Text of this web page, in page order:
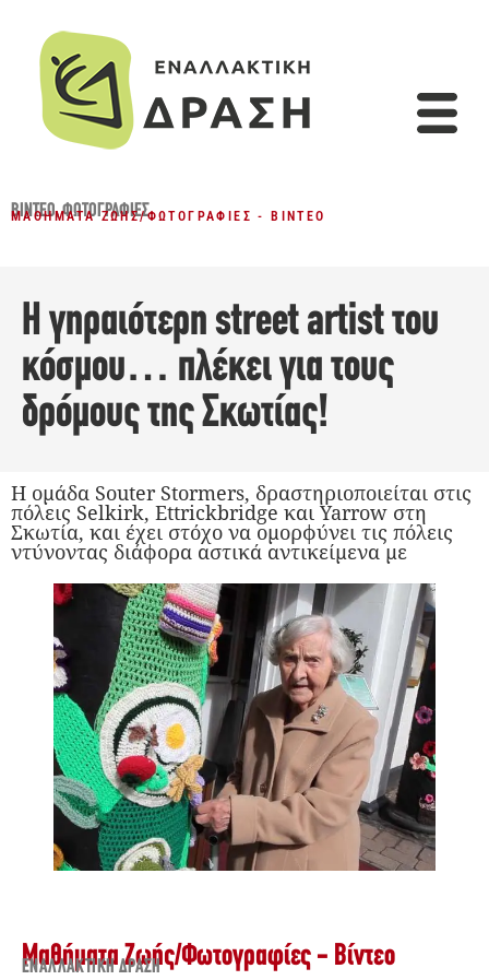
ΒΊΝΤΕΟ,ΦΩΤΟΓΡΑΦΊΕΣ
ΜΑΘΉΜΑΤΑ ΖΩΉΣ/ΦΩΤΟΓΡΑΦΊΕΣ - ΒΊΝΤΕΟ
Η γηραιότερη street artist του
κόσμου… πλέκει για τους
δρόμους της Σκωτίας!
Η ομάδα Souter Stormers, δραστηριοποιείται στις
πόλεις Selkirk, Ettrickbridge και Yarrow στη
Σκωτία, και έχει στόχο να ομορφύνει τις πόλεις
ντύνοντας διάφορα αστικά αντικείμενα με
Μαθήματα Ζωής/Φωτογραφίες - Βίντεο
ΕΝΑΛΛΑΚΤΙΚΉ ΔΡΆΣΗ